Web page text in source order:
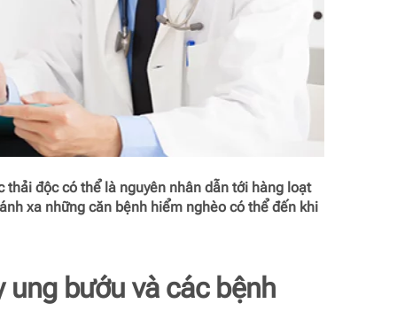
độc có thể là nguyên nhân dẫn tới hàng loạt
xa những căn bệnh hiểm nghèo có thể đến khi
bướu và các bệnh